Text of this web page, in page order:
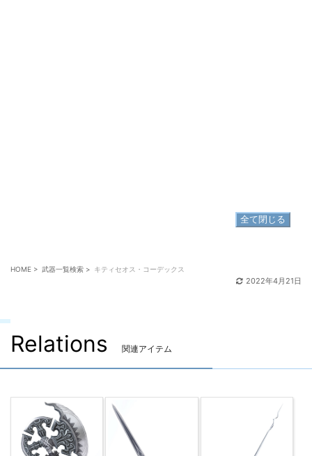
全て閉じる
HOME > 武器一覧検索 > キティセオス・コーデックス
2022年4月21日
Relations 関連アイテム